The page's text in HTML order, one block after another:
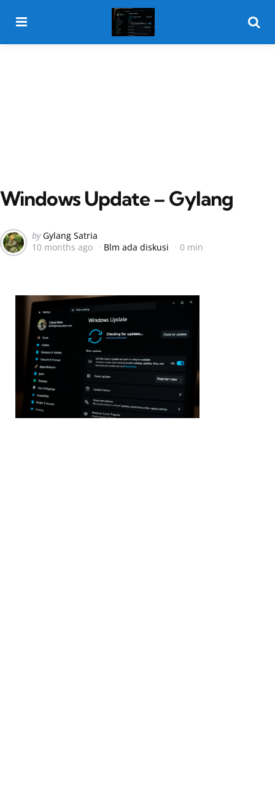
Windows Update – Gylang
Posted
by
by Gylang Satria
10 months ago
Blm ada diskusi 0 min